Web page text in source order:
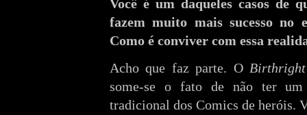
Você é um daqueles casos de
fazem muito mais sucesso
Como é conviver com essa
Acho que faz parte. O Birthright
some-se o fato de não ter
tradicional dos Comics de heróis.